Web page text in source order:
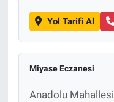
Yol Tarifi Al
Miyase Eczanesi
Anadolu